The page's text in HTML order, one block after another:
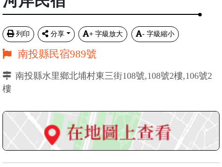
列印 分享 + 字級放大 - 字級縮小
南投縣民宿989號
南投縣水里鄉北埔村東三街108號,108號2樓,106號2
樓